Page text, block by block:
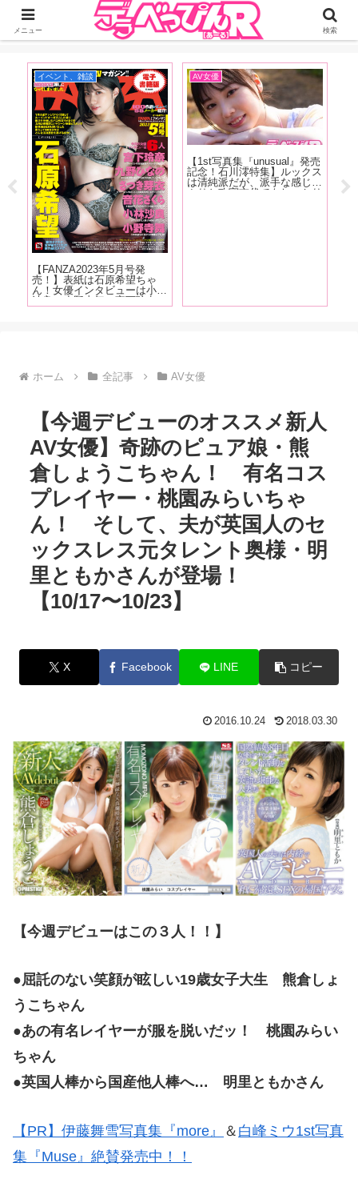
ジーオーティーが運営するちょっとHなニュースサイ。サイト内のリンクには
DMMアフィリエイトが含まれているものがあります
日
イベント、雑談
【FANZA2023年5月号発
売！】表紙は石原希望ちゃ
ん！女優インタビューは小林
沙良、小野寺舞、宮下玲奈、
AV女優
【1st写真集『unusual』発売
記念！石川澪特集】ルックス
は清純派だが、派手な感じっ
ぷりと攻守交代でもしっかり
「
ゃ
ホーム 全記事 AV女優
【今週デビューのオススメ新人
AV女優】奇跡のピュア娘・熊
倉しょうこちゃん！ 有名コス
プレイヤー・桃園みらいちゃ
ん！ そして、夫が英国人のセ
ックスレス元タレント奥様・明
里ともかさんが登場！
【10/17〜10/23】
X Facebook LINE コピー
2016.10.24 2018.03.30
【今週デビューはこの３人！！】
●屈託のない笑顔が眩しい19歳女子大生 熊倉しょ
うこちゃん
●あの有名レイヤーが服を脱いだッ！ 桃園みらい
ちゃん
●英国人棒から国産他人棒へ… 明里ともかさん
【PR】伊藤舞雪写真集『more』 ＆ 白峰ミウ1st写真
集『Muse』絶賛発売中！！
メニュー 検索